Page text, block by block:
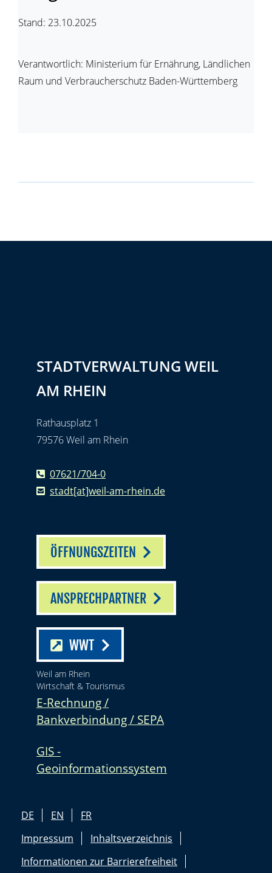
Stand: 23.10.2025
Verantwortlich: Ministerium für Ernährung, Ländlichen
Raum und Verbraucherschutz Baden-Württemberg
STADTVERWALTUNG WEIL
AM RHEIN
Rathausplatz 1
79576 Weil am Rhein
07621/704-0
stadt[at]weil-am-rhein.de
ÖFFNUNGSZEITEN
ANSPRECHPARTNER
WWT
Weil am Rhein
Wirtschaft & Tourismus
E-Rechnung /
Bankverbindung / SEPA
GIS -
Geoinformationssystem
DE EN
FR
Impressum
Inhaltsverzeichnis
Informationen zur Barrierefreiheit